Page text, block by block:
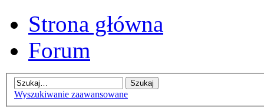
Strona główna
Forum
Wyszukiwanie zaawansowane